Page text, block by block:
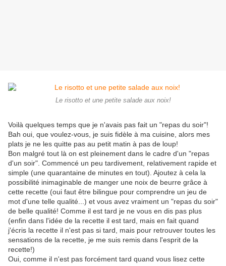
Le risotto et une petite salade aux noix!
Voilà quelques temps que je n'avais pas fait un "repas du soir"!
Bah oui, que voulez-vous, je suis fidèle à ma cuisine, alors mes
plats je ne les quitte pas au petit matin à pas de loup!
Bon malgré tout là on est pleinement dans le cadre d'un "repas
d'un soir". Commencé un peu tardivement, relativement rapide et
simple (une quarantaine de minutes en tout). Ajoutez à cela la
possibilité inimaginable de manger une noix de beurre grâce à
cette recette (oui faut être bilingue pour comprendre un jeu de
mot d'une telle qualité...) et vous avez vraiment un "repas du soir"
de belle qualité! Comme il est tard je ne vous en dis pas plus
(enfin dans l'idée de la recette il est tard, mais en fait quand
j'écris la recette il n'est pas si tard, mais pour retrouver toutes les
sensations de la recette, je me suis remis dans l'esprit de la
recette!)
Oui, comme il n'est pas forcément tard quand vous lisez cette